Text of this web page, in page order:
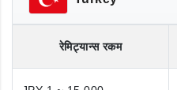
रेमिट्यान्स रकम